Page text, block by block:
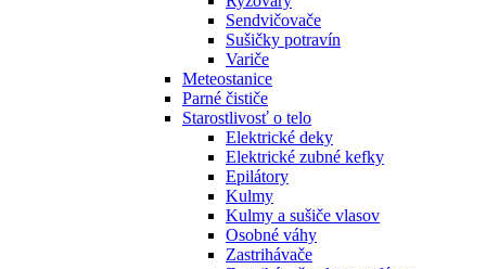
Sendvičovače
Sušičky potravín
Variče
Meteostanice
Parné čističe
Starostlivosť o telo
Elektrické deky
Elektrické zubné kefky
Epilátory
Kulmy
Kulmy a sušiče vlasov
Osobné váhy
Zastrihávače